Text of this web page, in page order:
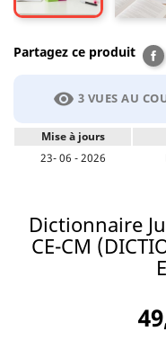
Partagez ce produit
visibility 3 VUES AU
Mise à jours
23- 06 - 2026
Dictionnaire
CE-CM